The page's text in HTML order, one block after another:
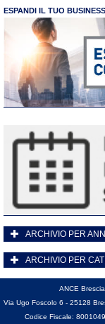
ESPANDI IL TUO BUSINESS
ARCHIVIO PER ANNI
ARCHIVIO PER
ANCE
Via Ugo Foscolo 6 - 25128
Codice Fiscale: